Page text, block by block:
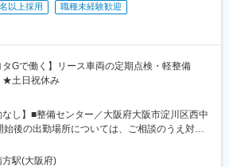
たなか駅、美濃川合駅、習志野駅、西新町
駅(愛知県)、春江駅、発寒駅、江南駅(愛知
塚駅、信濃国分寺駅、大須観音駅、長沼駅(静岡
赤迫駅、本郷駅(愛知県)、センター北駅、要町
一丁目駅
以上採用
職種未経験歓迎
タGで働く】リース車両の定期点検・軽整備
★土日祝休み
なし】■整備センター／大阪府大阪市淀川区西中
後の出勤場所については、ご相談のうえ対応
のトヨタレンタカーの各店舗）＊アクセス ・
「西中島南方駅」より徒歩6分・阪急電鉄「南
駅(大阪府)